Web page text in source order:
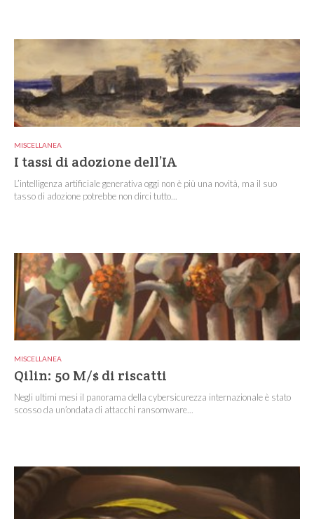
MISCELLANEA
I tassi di adozione dell’IA
L’intelligenza artificiale generativa oggi non è più una novità, ma il suo
tasso di adozione potrebbe non dirci tutto...
MISCELLANEA
Qilin: 50 M/$ di riscatti
Negli ultimi mesi il panorama della cybersicurezza internazionale è stato
scosso da un’ondata di attacchi ransomware...